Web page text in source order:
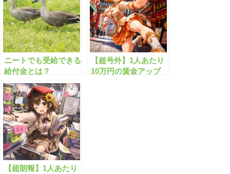
ニートでも受給できる
給付金とは？
【超号外】1人あたり
10万円の賃金アップ
【超朗報】1人あたり